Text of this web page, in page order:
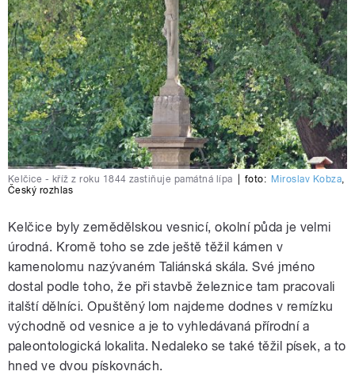
Kelčice - kříž z roku 1844 zastiňuje památná lípa foto: Miroslav Kobza
Český rozhlas
Kelčice byly zemědělskou vesnicí, okolní půda je velmi
úrodná. Kromě toho se zde ještě těžil kámen v
kamenolomu nazývaném Taliánská skála. Své jméno
dostal podle toho, že při stavbě železnice tam pracovali
italští dělníci. Opuštěný lom najdeme dodnes v remízku
východně od vesnice a je to vyhledávaná přírodní a
paleontologická lokalita. Nedaleko se také těžil písek, a to
hned ve dvou pískovnách.